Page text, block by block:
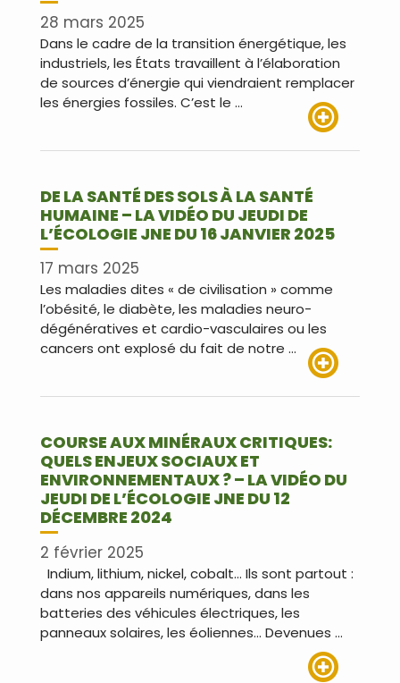
28 mars 2025
Dans le cadre de la transition énergétique, les
industriels, les États travaillent à l’élaboration
de sources d’énergie qui viendraient remplacer
les énergies fossiles. C’est le …
DE LA SANTÉ DES SOLS À LA SANTÉ
HUMAINE – LA VIDÉO DU JEUDI DE
L’ÉCOLOGIE JNE DU 16 JANVIER 2025
17 mars 2025
Les maladies dites « de civilisation » comme
l’obésité, le diabète, les maladies neuro-
dégénératives et cardio-vasculaires ou les
cancers ont explosé du fait de notre …
COURSE AUX MINÉRAUX CRITIQUES:
QUELS ENJEUX SOCIAUX ET
ENVIRONNEMENTAUX ? – LA VIDÉO DU
JEUDI DE L’ÉCOLOGIE JNE DU 12
DÉCEMBRE 2024
2 février 2025
Indium, lithium, nickel, cobalt… Ils sont partout :
dans nos appareils numériques, dans les
batteries des véhicules électriques, les
panneaux solaires, les éoliennes… Devenues …